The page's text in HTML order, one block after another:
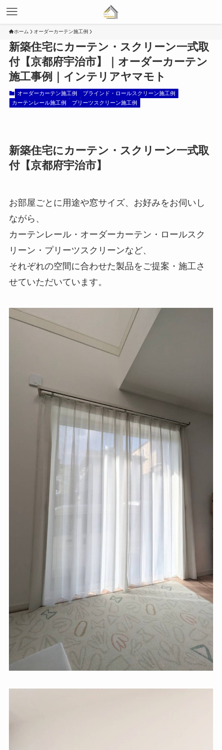
ホーム オーダーカーテン施工例
新築住宅にカーテン・スクリーン一式取
付【京都府宇治市】｜オーダーカーテン
施工事例｜インテリアヤマモト
オーダーカーテン施工例
ブラインド・ロールスクリーン施工例
カーテンレール施工例
プリーツスクリーン施工例
新築住宅にカーテン・スクリーン一式取
付【京都府宇治市】
お部屋ごとに用途や窓サイズ、お好みをお伺いし
ながら、
カーテンレール・オーダーカーテン・ロールスク
リーン・プリーツスクリーンなど、
それぞれの空間に合わせた製品をご提案・施工さ
せていただいています。